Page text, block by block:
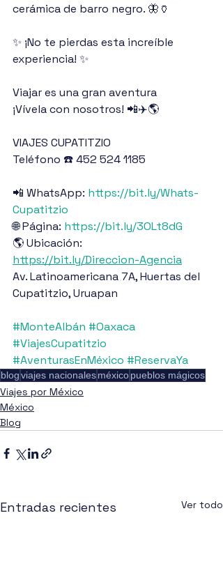
cerámica de barro negro. 🦋🏺
✨ ¡No te pierdas esta increíble
experiencia! ✨
Viajar es una gran aventura
¡Vívela con nosotros! 📲✈️🌎
VIAJES CUPATITZIO
Teléfono ☎️ 452 524 1185
📲 WhatsApp: https://bit.ly/Whats-
Cupatitzio
🌐 Página: https://bit.ly/3OLt8dG
🌎 Ubicación:
https://bit.ly/Direccion-Agencia
Av. Latinoamericana 7A, Huertas del
Cupatitzio, Uruapan
#MonteAlbán #Oaxaca
#ViajesCupatitzio
#AventurasEnMéxico #ReservaYa
blogviajes nacionalesméxicopueblos mágicos
Viajes por México
México
Blog
Entradas recientes Ver todo